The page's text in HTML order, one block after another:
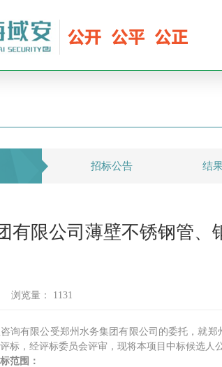
招标公告 结
有限公司薄壁不锈钢管
浏览量： 1131
询有限公 受郑州水务集团有限公司的委托，就
标， 经评标委员会评审，现将本项目中标候选人
范围 ：